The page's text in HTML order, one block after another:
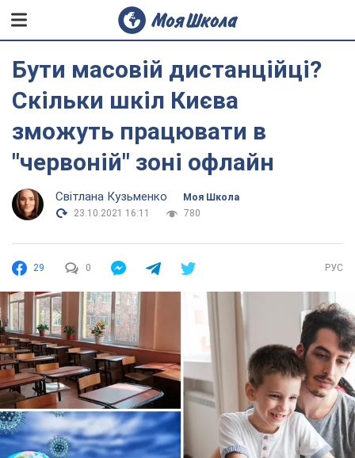
Бути масовій дистанційці?
Скільки шкіл Києва
зможуть працювати в
"червоній" зоні офлайн
Світлана Кузьменко
Моя Школа
23.10.2021 16:11
780
29 0 РУС